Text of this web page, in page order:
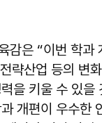
감은 “이번 학과
략산업 등의 변
을 키울 수 있을
개편이 우수한